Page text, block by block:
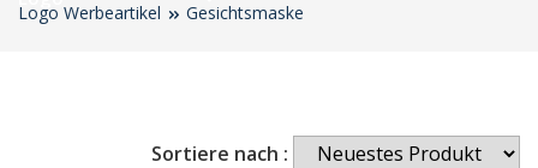
Logo Werbeartikel Gesichtsmaske
Sortiere nach :